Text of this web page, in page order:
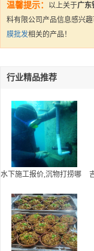
温馨提示： 以上关于广东
料有限公司产品信息感兴
膜批发相关的产品！
行业精品推荐
水下施工报价,沉物打捞哪家